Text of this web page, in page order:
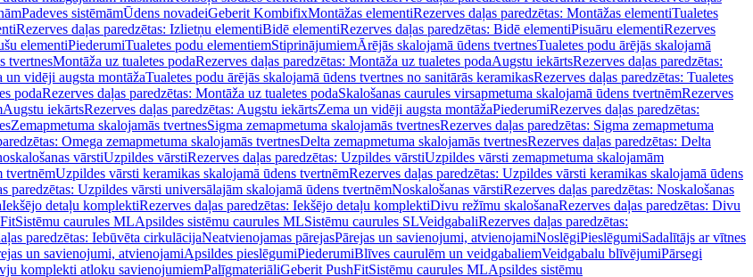
Padeves sistēmāmŪdens novadeiGeberit KombifixMontāžas elementiRezerves daļas paredzētas: Montāžas elementiTualetes
Rezerves daļas paredzētas: Izlietņu elementiBidē elementiRezerves daļas paredzētas: Bidē elementiPisuāru elementiRezerves
elementiPiederumiTualetes podu elementiemStiprinājumiemĀrējās skalojamā ūdens tvertnesTualetes podu ārējās skalojamā
tvertnesMontāža uz tualetes podaRezerves daļas paredzētas: Montāža uz tualetes podaAugstu iekārtsRezerves daļas paredzētas:
un vidēji augsta montāžaTualetes podu ārējās skalojamā ūdens tvertnes no sanitārās keramikasRezerves daļas paredzētas: Tualetes
podaRezerves daļas paredzētas: Montāža uz tualetes podaSkalošanas caurules virsapmetuma skalojamā ūdens tvertnēmRezerves
Augstu iekārtsRezerves daļas paredzētas: Augstu iekārtsZema un vidēji augsta montāžaPiederumiRezerves daļas paredzētas:
Zemapmetuma skalojamās tvertnesSigma zemapmetuma skalojamās tvertnesRezerves daļas paredzētas: Sigma zemapmetuma
Omega zemapmetuma skalojamās tvertnesDelta zemapmetuma skalojamās tvertnesRezerves daļas paredzētas: Delta
vārstiUzpildes vārstiRezerves daļas paredzētas: Uzpildes vārstiUzpildes vārsti zemapmetuma skalojamām
tvertnēmUzpildes vārsti keramikas skalojamā ūdens tvertnēmRezerves daļas paredzētas: Uzpildes vārsti keramikas skalojamā ūdens
paredzētas: Uzpildes vārsti universālajām skalojamā ūdens tvertnēmNoskalošanas vārstiRezerves daļas paredzētas: Noskalošanas
Iekšējo detaļu komplektiRezerves daļas paredzētas: Iekšējo detaļu komplektiDivu režīmu skalošanaRezerves daļas paredzētas: Divu
Sistēmu caurules MLApsildes sistēmu caurules MLSistēmu caurules SLVeidgabaliRezerves daļas paredzētas:
paredzētas: Iebūvēta cirkulācijaNeatvienojamas pārejasPārejas un savienojumi, atvienojamiNoslēgiPieslēgumiSadalītājs ar vītnes
un savienojumi, atvienojamiApsildes pieslēgumiPiederumiBlīves caurulēm un veidgabaliemVeidgabalu blīvējumiPārsegi
komplekti atloku savienojumiemPalīgmateriāliGeberit PushFitSistēmu caurules MLApsildes sistēmu